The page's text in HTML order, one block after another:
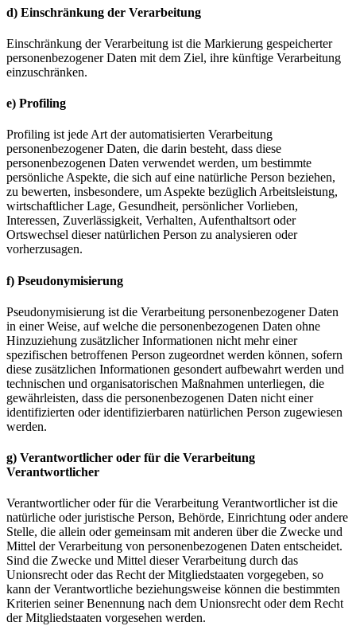
d) Einschränkung der Verarbeitung
Einschränkung der Verarbeitung ist die Markierung gespeicherter
personenbezogener Daten mit dem Ziel, ihre künftige Verarbeitung
einzuschränken.
e) Profiling
Profiling ist jede Art der automatisierten Verarbeitung
personenbezogener Daten, die darin besteht, dass diese
personenbezogenen Daten verwendet werden, um bestimmte
persönliche Aspekte, die sich auf eine natürliche Person beziehen,
zu bewerten, insbesondere, um Aspekte bezüglich Arbeitsleistung,
wirtschaftlicher Lage, Gesundheit, persönlicher Vorlieben,
Interessen, Zuverlässigkeit, Verhalten, Aufenthaltsort oder
Ortswechsel dieser natürlichen Person zu analysieren oder
vorherzusagen.
f) Pseudonymisierung
Pseudonymisierung ist die Verarbeitung personenbezogener Daten
in einer Weise, auf welche die personenbezogenen Daten ohne
Hinzuziehung zusätzlicher Informationen nicht mehr einer
spezifischen betroffenen Person zugeordnet werden können, sofern
diese zusätzlichen Informationen gesondert aufbewahrt werden und
technischen und organisatorischen Maßnahmen unterliegen, die
gewährleisten, dass die personenbezogenen Daten nicht einer
identifizierten oder identifizierbaren natürlichen Person zugewiesen
werden.
g) Verantwortlicher oder für die Verarbeitung
Verantwortlicher
Verantwortlicher oder für die Verarbeitung Verantwortlicher ist die
natürliche oder juristische Person, Behörde, Einrichtung oder andere
Stelle, die allein oder gemeinsam mit anderen über die Zwecke und
Mittel der Verarbeitung von personenbezogenen Daten entscheidet.
Sind die Zwecke und Mittel dieser Verarbeitung durch das
Unionsrecht oder das Recht der Mitgliedstaaten vorgegeben, so
kann der Verantwortliche beziehungsweise können die bestimmten
Kriterien seiner Benennung nach dem Unionsrecht oder dem Recht
der Mitgliedstaaten vorgesehen werden.